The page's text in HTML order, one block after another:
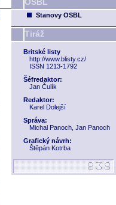
Stanovy OSBL
Tiráž
Britské listy
http://www.blisty.cz/
ISSN 1213-1792
Šéfredaktor:
Jan Čulík
Redaktor:
Karel Dolejší
Správa:
Michal Panoch, Jan Panoch
Grafický návrh:
Štěpán Kotrba